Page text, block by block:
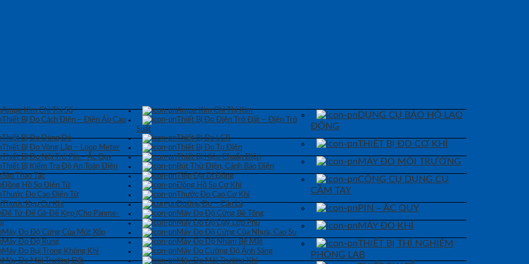
Ampe Kìm Chỉ Thị Số
Ampe Kìm Chỉ Thị Kim
Thiết Bị Đo Cách Điện – Điện Áp Cao
Thiết Bị Đo Điện Trở Đất – Điện Trở
Suất
Thiết Bị Đo Dòng Dò
Thiết Bị Đo LCR
Thiết Bị Đo Vòng Lặp – Loop Meter
Thiết Bị Đo Tụ Điện
Thiết Bị Đo Nội Trở Pin – Ắc Quy
Thiết Bị Hiệu Chuẩn Điện
Thiết Bị Kiểm Tra Độ An Toàn Điện
DỤNG CỤ BẢO HỘ LAO
ĐỘNG
Bút Thử Điện, Cảnh Báo Điện
Sào Thao Tác
Tiếp Địa Di Động
THIẾT BỊ ĐO CƠ KHÍ
Đồng Hồ So Điện Tử
Đồng Hồ So Cơ Khí
Thước Đo Cao Điện Tử
Thước Đo Cao Cơ Khí
Thước Kẹp Cơ Khí
Dưỡng Đo – Căn Lá
Đế Từ-Đế Gá-Đế Kẹp (Cho Panme-
Máy Đo Độ Cứng Bê Tông
Máy Đo Độ Dày Lớp Phủ
Máy Đo Độ Cứng Của Mút Xốp
Máy Đo Độ Cứng Của Nhựa, Cao Su
Máy Đo Độ Rung Máy Đo Độ Nhám Bề Mặt
MÁY ĐO MÔI TRƯỜNG
Máy Đo Bụi Trong Không Khí
Máy Đo Cường Độ Ánh Sáng
Máy Đo Môi Trường Đất
Máy Đo Môi Trường Khí
CÔNG CỤ DỤNG CỤ
CẦM TAY
PIN – ẮC QUY
MÁY ĐO KHÍ
THIẾT BỊ THÍ NGHIỆM
PHÒNG LAB